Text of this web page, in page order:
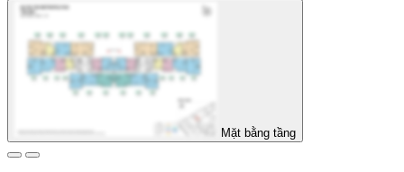
Mặt bằng tầng